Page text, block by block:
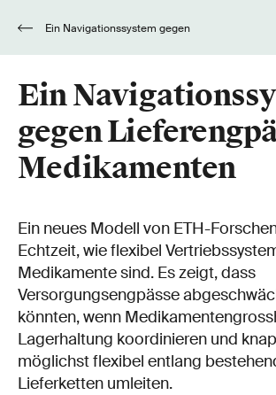
Ein
gegen
Medikamenten
Ein neues Modell von ETH-
Echtzeit, wie flexibel
Medikamente sind. Es zeigt, dass
Versorgungsengpässe
könnten, wenn
Lagerhaltung koordinieren und
möglichst flexibel entlang
Lieferketten umleiten.